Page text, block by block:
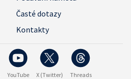
Časté dotazy
Kontakty
YouTube X (Twitter) Threads